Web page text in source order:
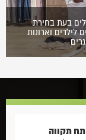
בעת בחירת
לילדים וארונות
לבוש האופייניים לו
תקווה